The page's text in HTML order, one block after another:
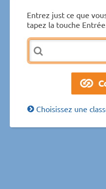
Entrez just ce que
tapez la touche Entrée.
Choisissez une